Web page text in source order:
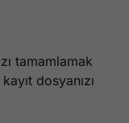
tamamlamak
dosyanızı